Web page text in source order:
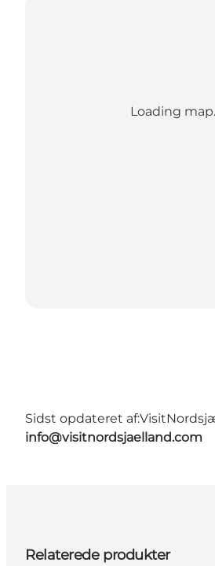
Loading
Sidst opdateret af:
info@visitnordsjaelland.com
Relaterede produkter